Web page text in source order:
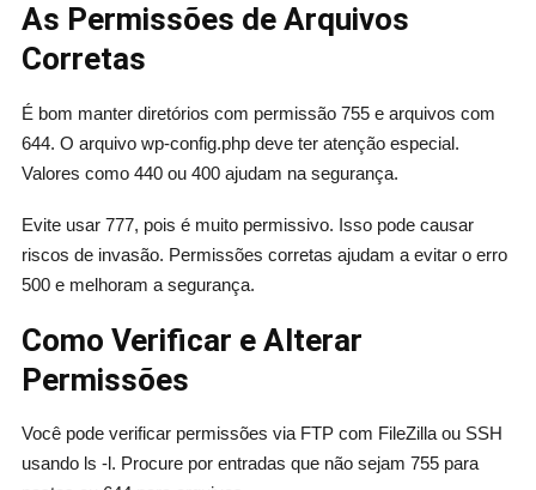
As Permissões de Arquivos
Corretas
É bom manter diretórios com permissão 755 e arquivos com
644. O arquivo wp-config.php deve ter atenção especial.
Valores como 440 ou 400 ajudam na segurança.
Evite usar 777, pois é muito permissivo. Isso pode causar
riscos de invasão. Permissões corretas ajudam a evitar o erro
500 e melhoram a segurança.
Como Verificar e Alterar
Permissões
Você pode verificar permissões via FTP com FileZilla ou SSH
usando ls -l. Procure por entradas que não sejam 755 para